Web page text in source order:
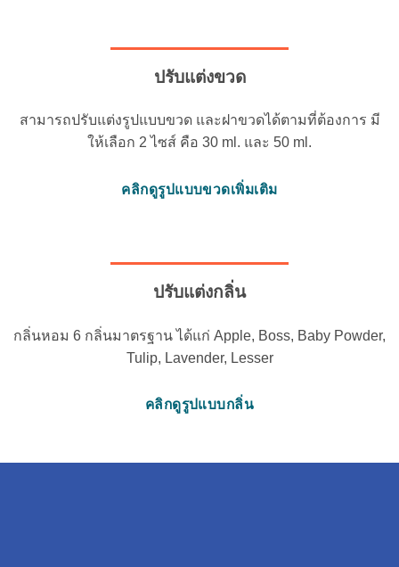
ปรับแต่งขวด
สามารถปรับแต่งรูปแบบขวด และฝาขวดได้ตามที่ต้องการ มี
ให้เลือก 2 ไซส์ คือ 30 ml. และ 50 ml.
คลิกดูรูปแบบขวดเพิ่มเติม
ปรับแต่งกลิ่น
กลิ่นหอม 6 กลิ่นมาตรฐาน ได้แก่ Apple, Boss, Baby Powder,
Tulip, Lavender, Lesser
คลิกดูรูปแบบกลิ่น